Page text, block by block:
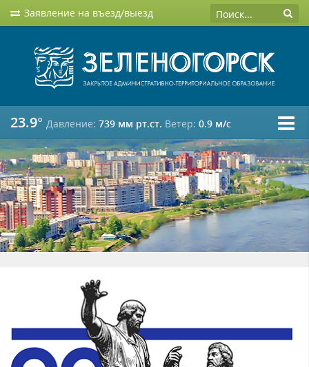
Заявление на въезд/выезд
23.9° Давление: 739 мм рт.ст. Ветер: 0.9 м/c